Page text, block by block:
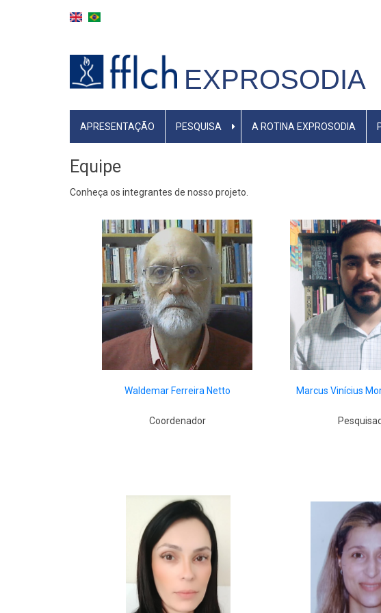
EXPROSODIA
NAVEGAÇÃO
APRESENTAÇÃO PESQUISA A ROTINA EXPROSODIA
Equipe
Conheça os integrantes de nosso projeto.
Waldemar Ferreira Netto
Coordenador
Marcus Vinícius